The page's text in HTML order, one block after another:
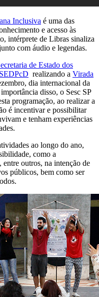
Inclusiva é uma das
e acesso às
intérprete de Libras sinaliza
com áudio e legendas.
de Estado dos
realizando a Virada
dia internacional da
disso, o Sesc SP
programação, ao realizar a
é incentivar e possibilitar
e tenham experiências
ao longo do ano,
como a
outros, na intenção de
públicos, bem como ser